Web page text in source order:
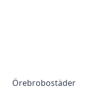
Örebrobostäder